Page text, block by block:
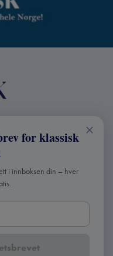
Personvern og
for klassisk
i innboksen din – hver